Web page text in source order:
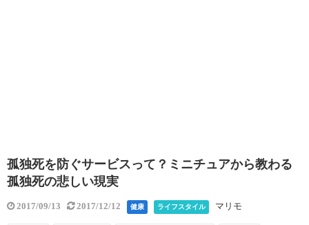
孤独死を防ぐサービスって？ミニチュアから教わる
孤独死の悲しい現実
2017/09/13 2017/12/12 健康 ライフスタイル マリモ